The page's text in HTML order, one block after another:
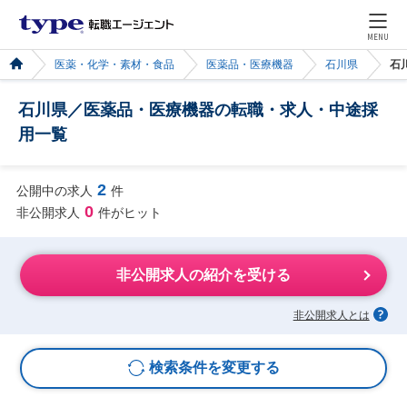
MENU
医薬・化学・素材・食品 医薬品・医療機器 石川県 石
石川県／医薬品・医療機器の転職・求人・中途採
用一覧
公開中の求人 2 件
非公開求人 0 件がヒット
非公開求人の紹介を受ける
非公開求人とは
検索条件を変更する